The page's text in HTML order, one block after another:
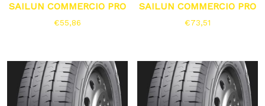
SAILUN COMMERCIO PRO
€55,86
SAILUN COMMERCIO PRO
€73,51